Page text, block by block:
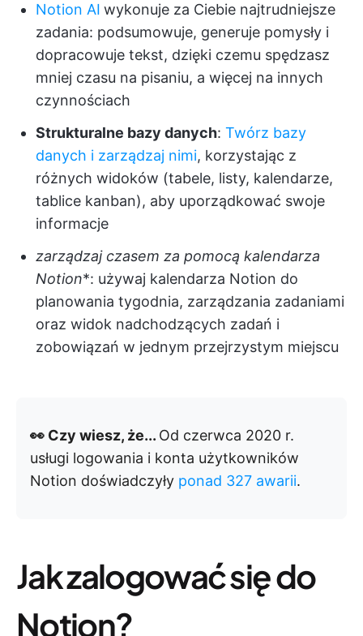
Notion AI wykonuje za Ciebie najtrudniejsze
zadania: podsumowuje, generuje pomysły i
dopracowuje tekst, dzięki czemu spędzasz
mniej czasu na pisaniu, a więcej na innych
czynnościach
Strukturalne bazy danych: Twórz bazy
danych i zarządzaj nimi, korzystając z
różnych widoków (tabele, listy, kalendarze,
tablice kanban), aby uporządkować swoje
informacje
zarządzaj czasem za pomocą kalendarza
Notion*: używaj kalendarza Notion do
planowania tygodnia, zarządzania zadaniami
oraz widok nadchodzących zadań i
zobowiązań w jednym przejrzystym miejscu
👀 Czy wiesz, że... Od czerwca 2020 r.
usługi logowania i konta użytkowników
Notion doświadczyły ponad 327 awarii.
Jak zalogować się do
Notion?